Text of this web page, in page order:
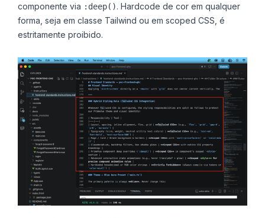
componente via :deep(). Hardcode de cor em qualquer
forma, seja em classe Tailwind ou em scoped CSS, é
estritamente proibido.